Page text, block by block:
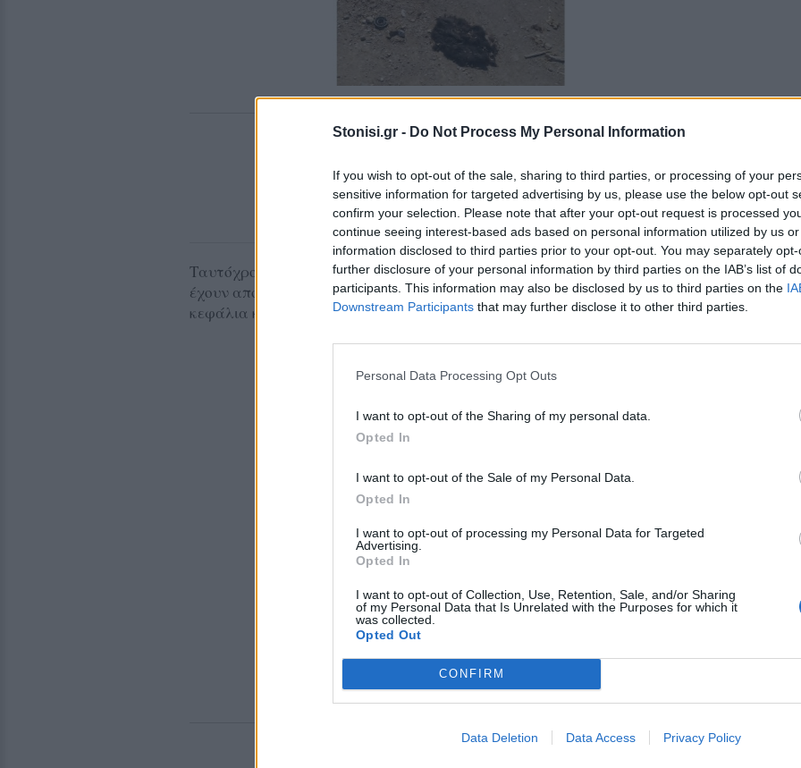
Stonisi.gr - Do Not Process My Personal Information
If you wish to opt-out of the sale, sharing to third parties, or processing of your
sensitive information for targeted advertising by us, please use the below opt-out
confirm your selection. Please note that after your opt-out request is processed
continue seeing interest-based ads based on personal information utilized by us
information disclosed to third parties prior to your opt-out. You may separately
further disclosure of your personal information by third parties on the IAB’s list of
participants. This information may also be disclosed by us to third parties on the
Downstream Participants that may further disclose it to other third parties.
Personal Data Processing Opt Outs
I want to opt-out of the Sharing of my personal data.
Opted In
I want to opt-out of the Sale of my Personal Data.
Opted In
I want to opt-out of processing my Personal Data for Targeted
Advertising.
Opted In
I want to opt-out of Collection, Use, Retention, Sale, and/or Sharing
of my Personal Data that Is Unrelated with the Purposes for which it
was collected.
Opted Out
CONFIRM
Data Deletion Data Access Privacy Policy
Ταυτόχρονα, όμως, όπως προκύπτει και από τις φωτογραφίες, στο σημείο
έχουν απορριφθεί νεκρά πρόβατα ή τμήματα ζώων, όπως δέρματα, κοιλιές,
κεφάλια κ.λπ.